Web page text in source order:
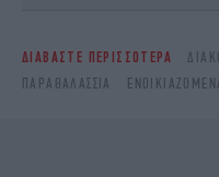
ΔΙΑΒΑΣΤΕ ΠΕΡΙΣΣΟΤΕΡΑ
ΠΑΡΑΘΑΛΆΣΣΙΑ